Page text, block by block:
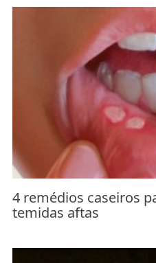
4 remédios caseiros
temidas aftas